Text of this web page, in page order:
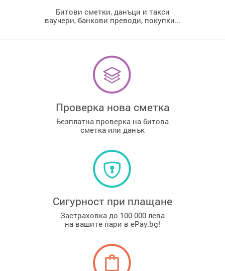
Битови сметки, данъци и такси
ваучери, банкови преводи, покупки...
Проверка нова сметка
Безплатна проверка на битова
сметка или данък
Сигурност при плащане
Застраховка до 100 000 лева
на вашите пари в ePay.bg!